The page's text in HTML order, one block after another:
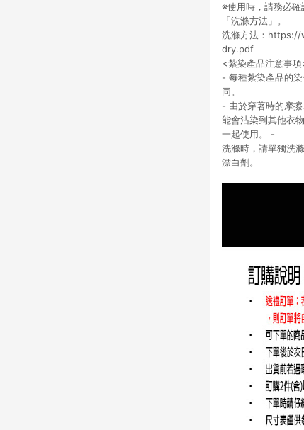
※使用時，請務必
「洗滌方法」。
洗滌方法：
dry.pdf
<紮染產品注意事項
- 每種紮染產品的
同。
- 由於穿著時的摩
能會沾染到其他衣
一起使用。 -
洗滌時，請單獨洗
漂白劑。